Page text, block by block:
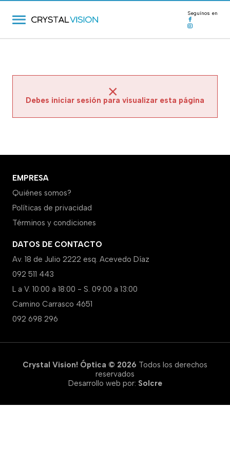
Seguínos en
Debes iniciar sesión para visualizar esta página
EMPRESA
Quiénes somos?
Políticas de privacidad
Términos y condiciones
DATOS DE CONTACTO
Av. 18 de Julio 2222 esq. Acevedo Díaz
092 511 443
L a V. 10:00 a 18:00 - S. 09:00 a 13:00
Camino Carrasco 4651
092 698 296
Crystal Vision! Óptica © 2026 Todos los derechos
reservados
Desarrollo web por: Solcre